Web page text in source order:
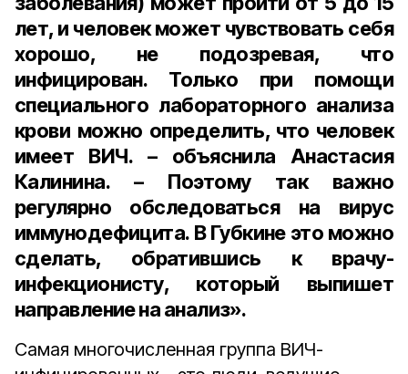
лет, и человек может чувствовать себя
хорошо, не подозревая, что
инфицирован. Только при помощи
специального лабораторного анализа
крови можно определить, что человек
имеет ВИЧ. – объяснила Анастасия
Калинина. – Поэтому так важно
регулярно обследоваться на вирус
иммунодефицита. В Губкине это можно
сделать, обратившись к врачу-
инфекционисту, который выпишет
направление на анализ».
Самая многочисленная группа ВИЧ-